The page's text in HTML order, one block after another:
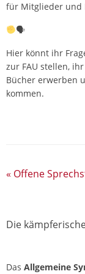
für Mitglieder und
🗣
Hier könnt ihr
zur FAU stellen,
Bücher erwerben
kommen.
« Offene
Die
Das Allgemeine